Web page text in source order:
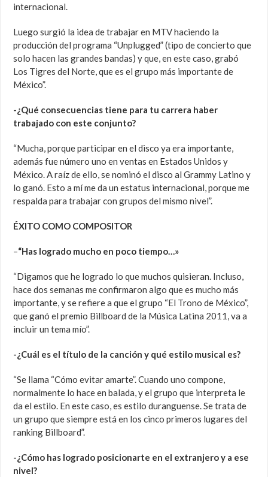
internacional.
Luego surgió la idea de trabajar en MTV haciendo la
producción del programa “Unplugged” (tipo de concierto que
solo hacen las grandes bandas) y que, en este caso, grabó
Los Tigres del Norte, que es el grupo más importante de
México”.
-¿Qué consecuencias tiene para tu carrera haber
trabajado con este conjunto?
“Mucha, porque participar en el disco ya era importante,
además fue número uno en ventas en Estados Unidos y
México. A raíz de ello, se nominó el disco al Grammy Latino y
lo ganó. Esto a mí me da un estatus internacional, porque me
respalda para trabajar con grupos del mismo nivel”.
ÉXITO COMO COMPOSITOR
–“Has logrado mucho en poco tiempo…»
“Digamos que he logrado lo que muchos quisieran. Incluso,
hace dos semanas me confirmaron algo que es mucho más
importante, y se refiere a que el grupo “El Trono de México”,
que ganó el premio Billboard de la Música Latina 2011, va a
incluir un tema mío”.
-¿Cuál es el título de la canción y qué estilo musical es?
“Se llama “Cómo evitar amarte”. Cuando uno compone,
normalmente lo hace en balada, y el grupo que interpreta le
da el estilo. En este caso, es estilo duranguense. Se trata de
un grupo que siempre está en los cinco primeros lugares del
ranking Billboard”.
-¿Cómo has logrado posicionarte en el extranjero y a ese
nivel?